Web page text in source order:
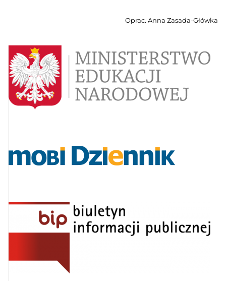
Oprac. Anna Zasada-Główka